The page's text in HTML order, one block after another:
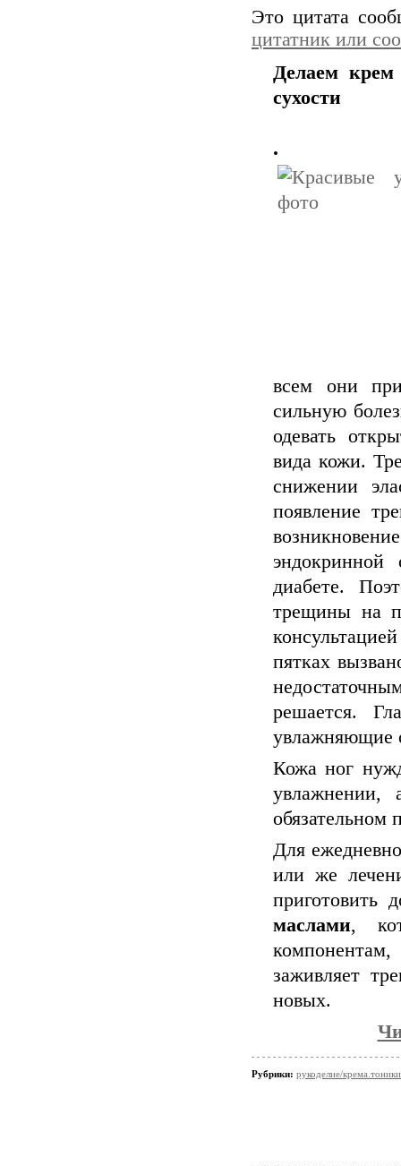
Это цитата
цитатник или
Делаем
сухости
.
всем они
сильную
одевать
вида кожи.
снижении
появление
эндокринной
диабете.
трещины на
пятках
решается.
увлажняющие
Кожа ног
увлажнении,
обязательном
Для
или же
приготовить
маслами,
компонентам,
заживляет
новых.
Рубрики: рукоделие/